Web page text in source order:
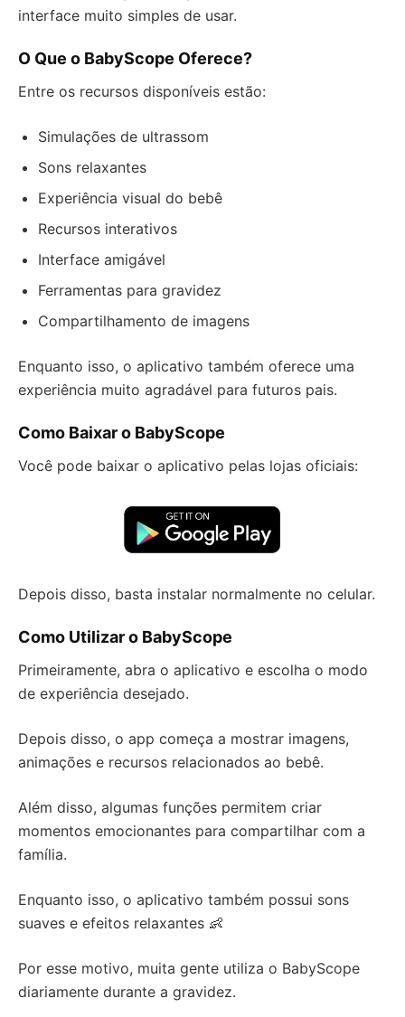
interface muito simples de usar.
O Que o BabyScope Oferece?
Entre os recursos disponíveis estão:
Simulações de ultrassom
Sons relaxantes
Experiência visual do bebê
Recursos interativos
Interface amigável
Ferramentas para gravidez
Compartilhamento de imagens
Enquanto isso, o aplicativo também oferece uma
experiência muito agradável para futuros pais.
Como Baixar o BabyScope
Você pode baixar o aplicativo pelas lojas oficiais:
Depois disso, basta instalar normalmente no celular.
Como Utilizar o BabyScope
Primeiramente, abra o aplicativo e escolha o modo
de experiência desejado.
Depois disso, o app começa a mostrar imagens,
animações e recursos relacionados ao bebê.
Além disso, algumas funções permitem criar
momentos emocionantes para compartilhar com a
família.
Enquanto isso, o aplicativo também possui sons
suaves e efeitos relaxantes 👶
Por esse motivo, muita gente utiliza o BabyScope
diariamente durante a gravidez.